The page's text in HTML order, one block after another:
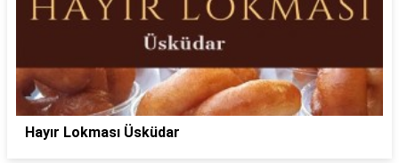
Hayır Lokması Üsküdar